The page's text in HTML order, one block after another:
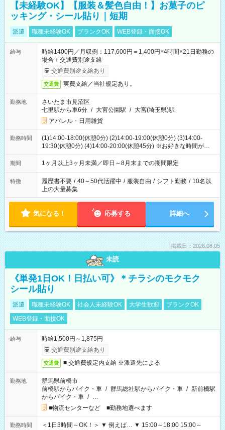
【未経験OK】【服装＆髪色自由！】お菓子のピ
ッキング・シール貼り｜短期
派遣 職種未経験OK ブランクOK WEB登録・面接OK
給与
時給1400円／月収例：117,600円＝1,400円×4時間×21日勤務の
場合＋交通費別途支給
交通費別途支給あり
交通費 実費支給／当社規定あり。
勤務地
さいたま市見沼区
七里駅から車6分 / 大宮公園駅 / 大宮(埼玉県)駅
アパレル・日用雑貨
勤務時間
(1)14:00-18:00(休憩0分) (2)14:00-19:00(休憩0分) (3)14:00-
19:30(休憩0分) (4)14:00-20:00(休憩45分) ※お好きな時間が選べ
ます
期間 1ヶ月以上3ヶ月未満／即日～8月末までの期間限定
特徴 履歴書不要 / 40～50代活躍中 / 服装自由 / シフト勤務 / 10名以
上の大量募集
気になる！ 応募する 詳細へ
掲載日：2026.08.05
未読
《単発1日OK！日払い可》＊チラシのモクモク
シール貼り
派遣 職種未経験OK 社会人未経験OK 大学生歓迎
ブランクOK
WEB登録・面接OK
給与
時給1,500円～1,875円
交通費別途支給あり
交通費 ■ 交通費規定内支給 ※派遣先による
勤務地
群馬県前橋市
前橋駅からバイク・車 / 群馬総社駅からバイク・車 / 新前橋駅
からバイク・車 / …
■物流センターなど ■勤務地選べます
勤務時間
＜1日3時間～OK！＞ ▼ 例えば… ▼ 15:00～18:00 15:00～